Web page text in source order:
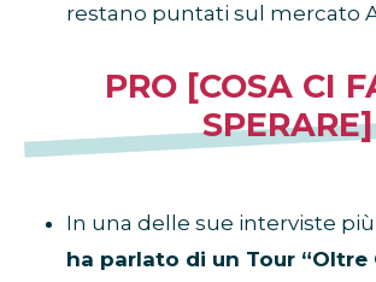
restano puntati sul mercato
PRO [COSA CI
SPERARE]
In una delle sue interviste
ha parlato di un Tour “Oltre